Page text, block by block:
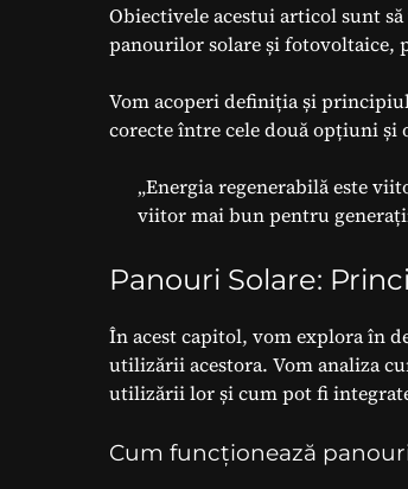
Obiectivele acestui articol sunt
panourilor solare și fotovoltaice,
Vom acoperi definiția și
corecte între cele două opțiuni
„Energia regenerabilă este
viitor mai bun pentru
Panouri Solare:
În acest capitol, vom explora în
utilizării acestora. Vom analiza
utilizării lor și cum pot fi
Cum funcționează